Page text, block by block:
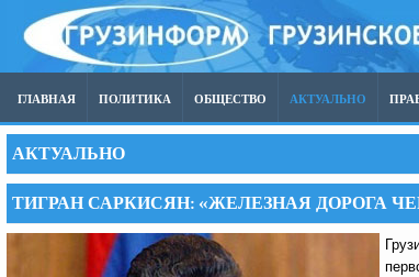
ГЛАВНАЯ ПОЛИТИКА ОБЩЕСТВО АКТУАЛЬНО
АКТУАЛЬНО
ТИГРАН САРКИСЯН: «ЖЕЛЕЗНАЯ ДОРОГА